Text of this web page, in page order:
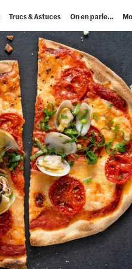
Trucs & Astuces On en parle…